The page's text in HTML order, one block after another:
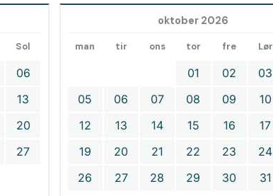
Sol
06
13
20
27
oktober 2026
man tir ons tor fre Lør
01 02 03
05
06 07 08 09 10
12
13 14 15 16 17
19
20 21 22 23 24
26
27 28 29 30 31